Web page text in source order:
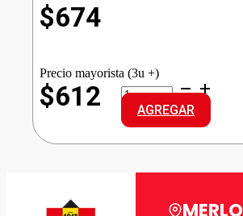
$674
Precio mayorista (3u +)
$612
MENTHOPLUS
PASTILLA
CHERRY
cantidad
AGREGAR
MERLO